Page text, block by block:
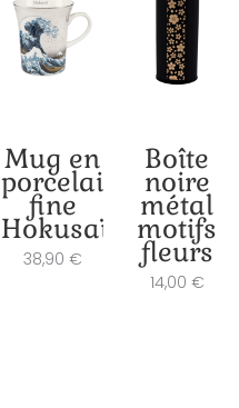
Mug en
porcelaine
fine
Hokusaï
38,90 €
Boîte
noire
métal
motifs
fleurs
14,00 €